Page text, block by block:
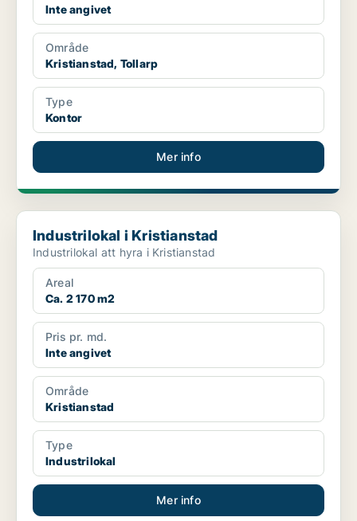
Inte angivet
Område
Kristianstad, Tollarp
Type
Kontor
Mer info
Industrilokal i Kristianstad
Industrilokal i Kristianstad
Industrilokal att hyra i Kristianstad
Areal
Ca. 2 170 m2
Pris pr. md.
Inte angivet
Område
Kristianstad
Type
Industrilokal
Mer info